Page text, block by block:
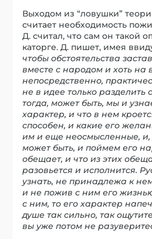
Выходом из “ловушки”
считает необходимость
Д. считал, что сам он такой
каторге. Д. пишет, имея
чтобы обстоятельства
вместе с народом и хоть на
непосредственно,
не в идее только разделить
тогда, может быть, мы и
характер, и что в нем
способен, и какие его
им и еще неосмысленные, и,
может быть, и поймем его
обещает, и что из этих
разовьется и исполнится.
узнать, не принадлежа к
и не пожив с ним его
с ним, то его характер
душе так сильно, так
вы уже потом не